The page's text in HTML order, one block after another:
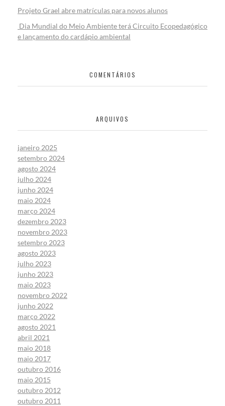
Projeto Grael abre matrículas para novos alunos
Dia Mundial do Meio Ambiente terá Circuito Ecopedagógico
e lançamento do cardápio ambiental
COMENTÁRIOS
ARQUIVOS
janeiro 2025
setembro 2024
agosto 2024
julho 2024
junho 2024
maio 2024
março 2024
dezembro 2023
novembro 2023
setembro 2023
agosto 2023
julho 2023
junho 2023
maio 2023
novembro 2022
junho 2022
março 2022
agosto 2021
abril 2021
maio 2018
maio 2017
outubro 2016
maio 2015
outubro 2012
outubro 2011